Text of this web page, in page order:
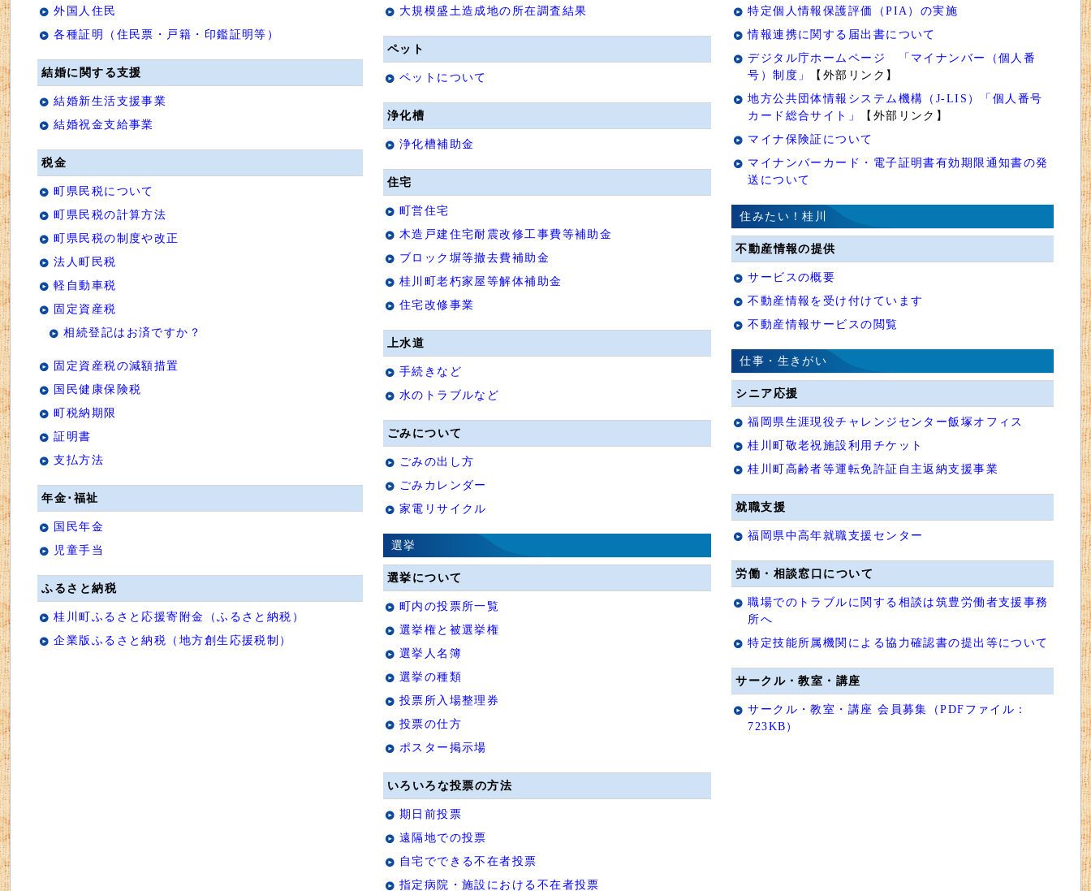
大規模盛土造成地の所在調査結果
ペット
ペットについて
浄化槽
浄化槽補助金
住宅
町営住宅
木造戸建住宅耐震改修工事費等補助金
ブロック塀等撤去費補助金
桂川町老朽家屋等解体補助金
住宅改修事業
上水道
手続きなど
水のトラブルなど
ごみについて
ごみの出し方
ごみカレンダー
家電リサイクル
選挙
選挙について
町内の投票所一覧
選挙権と被選挙権
選挙人名簿
選挙の種類
投票所入場整理券
投票の仕方
ポスター掲示場
いろいろな投票の方法
期日前投票
遠隔地での投票
自宅でできる不在者投票
指定病院・施設における不在者投票
特定個人情報保護評価（PIA）の実施
情報連携に関する届出書について
デジタル庁ホームページ 「マイナンバー（個人番
号）制度」
【外部リンク】
地方公共団体情報システム機構（J-LIS）「個人番号
カード総合サイト」
【外部リンク】
マイナ保険証について
マイナンバーカード・電子証明書有効期限通知書の発
送について
住みたい！桂川
不動産情報の提供
サービスの概要
不動産情報を受け付けています
不動産情報サービスの閲覧
仕事・生きがい
シニア応援
福岡県生涯現役チャレンジセンター飯塚オフィス
桂川町敬老祝施設利用チケット
桂川町高齢者等運転免許証自主返納支援事業
就職支援
福岡県中高年就職支援センター
労働・相談窓口について
職場でのトラブルに関する相談は筑豊労働者支援事務
所へ
特定技能所属機関による協力確認書の提出等について
サークル・教室・講座
サークル・教室・講座 会員募集（PDFファイル：
723KB）
外国人住民
各種証明（住民票・戸籍・印鑑証明等）
結婚に関する支援
結婚新生活支援事業
結婚祝金支給事業
税金
町県民税について
町県民税の計算方法
町県民税の制度や改正
法人町民税
軽自動車税
固定資産税
相続登記はお済ですか？
固定資産税の減額措置
国民健康保険税
町税納期限
証明書
支払方法
年金･福祉
国民年金
児童手当
ふるさと納税
桂川町ふるさと応援寄附金（ふるさと納税）
企業版ふるさと納税（地方創生応援税制）